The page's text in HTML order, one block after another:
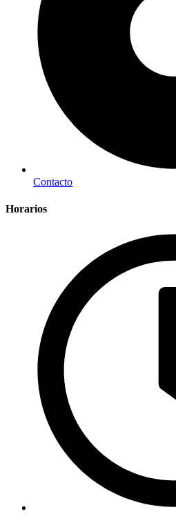
Contacto
Horarios